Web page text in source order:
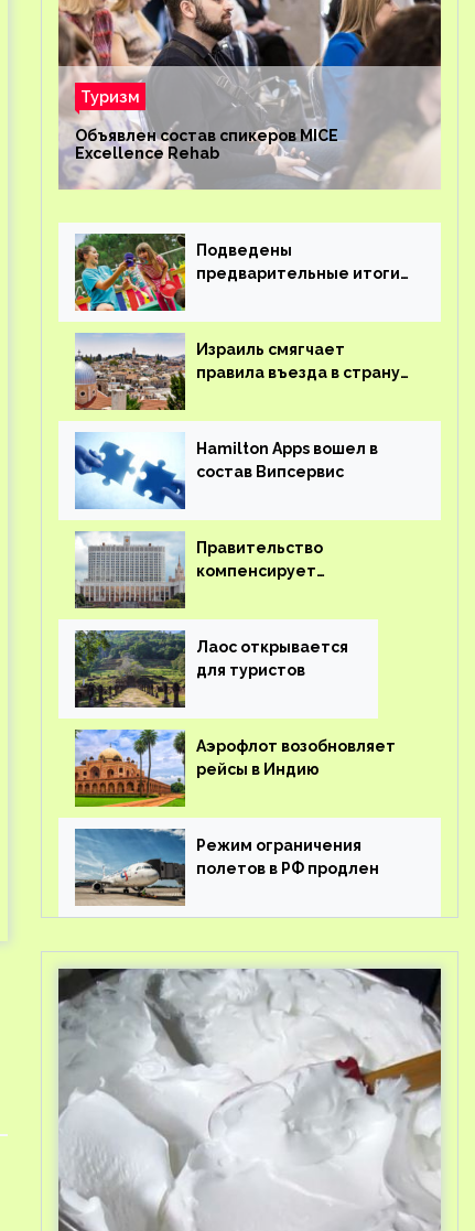
Туризм
Объявлен состав спикеров MICE
Excellence Rehab
Подведены
предварительные итоги
Израиль смягчает
правила въезда в страну
Hamilton Apps вошел в
состав Випсервис
Правительство
компенсирует
на вывоз россиян из-за
рубежа
Лаос открывается
для туристов
Аэрофлот возобновляет
рейсы в Индию
Режим ограничения
полетов в РФ продлен